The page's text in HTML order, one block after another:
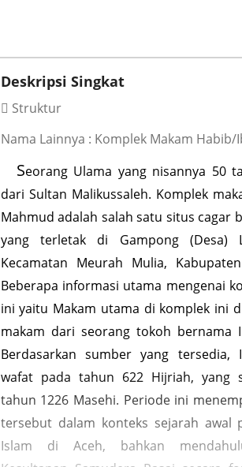
Deskripsi Singkat
Struktur
Nama Lainnya : Komplek Makam
Seorang Ulama yang nisannya 50
dari Sultan Malikussaleh. Komplek
Mahmud adalah salah satu situs cagar
yang terletak di Gampong (Desa)
Kecamatan Meurah Mulia,
Beberapa informasi utama mengenai
ini yaitu Makam utama di komplek ini
makam dari seorang tokoh bernama
Berdasarkan sumber yang tersedia,
wafat pada tahun 622 Hijriah, yang
tahun 1226 Masehi. Periode ini
tersebut dalam konteks sejarah awal
Islam di Aceh, bahkan